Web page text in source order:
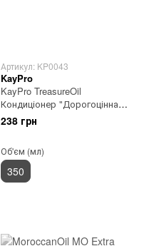
Артикул: KP0043
KayPro
KayPro TreasureOil
Кондиціонер "Дорогоцінна
олія" 350 мл
238 грн
Об'єм (мл)
350